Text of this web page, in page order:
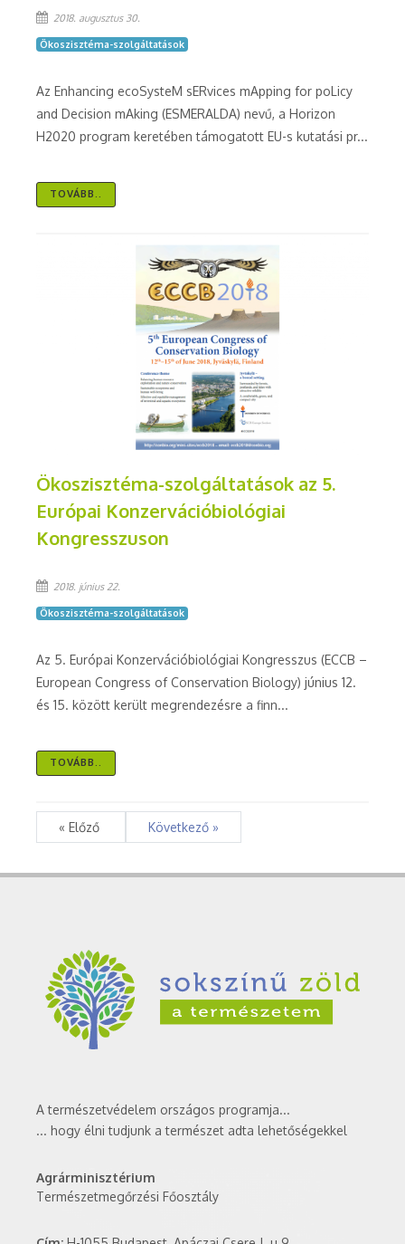
2018. augusztus 30.
Ökoszisztéma-szolgáltatások
Az Enhancing ecoSysteM sERvices mApping for poLicy
and Decision mAking (ESMERALDA) nevű, a Horizon
H2020 program keretében támogatott EU-s kutatási pr...
TOVÁBB..
Ökoszisztéma-szolgáltatások az 5.
Európai Konzervációbiológiai
Kongresszuson
2018. június 22.
Ökoszisztéma-szolgáltatások
Az 5. Európai Konzervációbiológiai Kongresszus (ECCB –
European Congress of Conservation Biology) június 12.
és 15. között került megrendezésre a finn...
TOVÁBB..
« Előző Következő »
A természetvédelem országos programja...
... hogy élni tudjunk a természet adta lehetőségekkel
Agrárminisztérium
Természetmegőrzési Főosztály